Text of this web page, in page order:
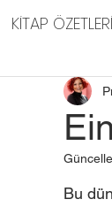
KİTAP ÖZETLERİ
HADDİNİ AŞ
Bu